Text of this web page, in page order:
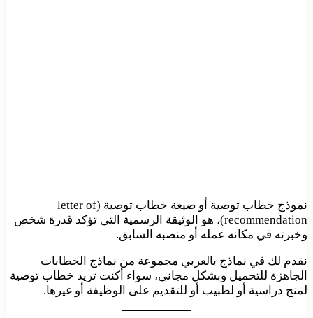
نموذج خطاب توصية أو صيغة خطاب توصية (letter of
recommendation)، هو الوثيقة الرسمية التي تؤكد قدرة شخص
وخبرته في مكانه عمله أو منصبه السابق.
نقدم لك في نماذج بالعربي مجموعة من نماذج الخطابات
الجاهزة للتحميل وبشكل مجاني، سواء أكنت تريد خطاب توصية
لمنج دراسية أو لطبيب أو للتقديم على الوظيفة أو غيرها.